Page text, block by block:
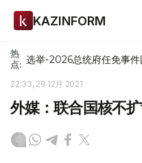
KAZINFORM
热
点: 选举-2026总统府任免事件
22:33, 29 12月 2021
外媒：联合国核不